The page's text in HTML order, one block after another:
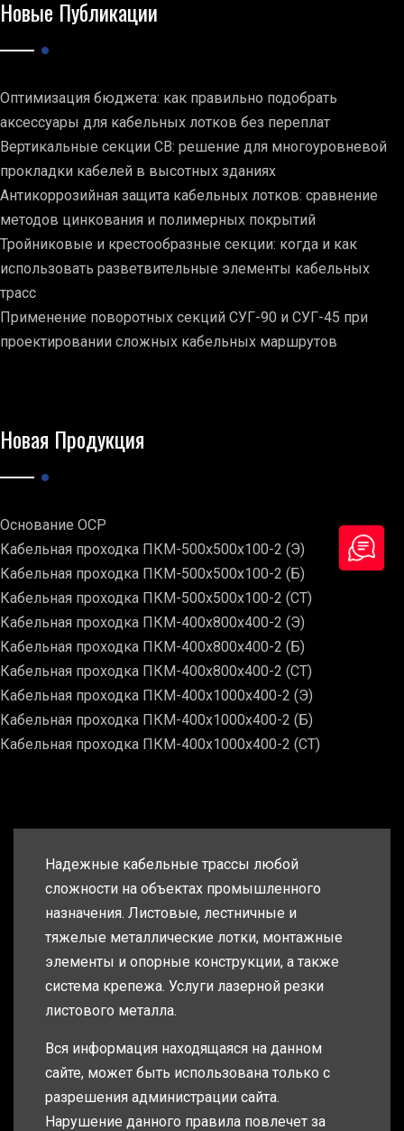
Новые Публикации
Оптимизация бюджета: как правильно подобрать
аксессуары для кабельных лотков без переплат
Вертикальные секции СВ: решение для многоуровневой
прокладки кабелей в высотных зданиях
Антикоррозийная защита кабельных лотков: сравнение
методов цинкования и полимерных покрытий
Тройниковые и крестообразные секции: когда и как
использовать разветвительные элементы кабельных
трасс
Применение поворотных секций СУГ-90 и СУГ-45 при
проектировании сложных кабельных маршрутов
Новая Продукция
Основание ОСР
Кабельная проходка ПКМ-500х500х100-2 (Э)
Кабельная проходка ПКМ-500х500х100-2 (Б)
Кабельная проходка ПКМ-500х500х100-2 (СТ)
Кабельная проходка ПКМ-400х800х400-2 (Э)
Кабельная проходка ПКМ-400х800х400-2 (Б)
Кабельная проходка ПКМ-400х800х400-2 (СТ)
Кабельная проходка ПКМ-400х1000х400-2 (Э)
Кабельная проходка ПКМ-400х1000х400-2 (Б)
Кабельная проходка ПКМ-400х1000х400-2 (СТ)
Надежные кабельные трассы любой
сложности на объектах промышленного
назначения. Листовые, лестничные и
тяжелые металлические лотки, монтажные
элементы и опорные конструкции, а также
система крепежа. Услуги лазерной резки
листового металла.
Вся информация находящаяся на данном
сайте, может быть использована только с
разрешения администрации сайта.
Нарушение данного правила повлечет за